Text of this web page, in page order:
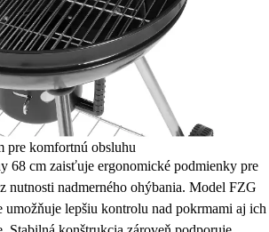
pre komfortnú obsluhu
68 cm zaisťuje ergonomické podmienky pre
nutnosti nadmerného ohýbania. Model FZG
umožňuje lepšiu kontrolu nad pokrmami aj ich